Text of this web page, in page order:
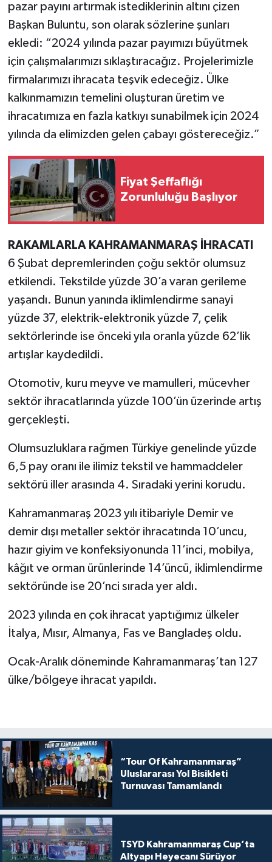
pazar payını artırmak istediklerinin altını çizen
Başkan Buluntu, son olarak sözlerine şunları
ekledi: “2024 yılında pazar payımızı büyütmek
için çalışmalarımızı sıklaştıracağız. Projelerimizle
firmalarımızı ihracata teşvik edeceğiz. Ülke
kalkınmamızın temelini oluşturan üretim ve
ihracatımıza en fazla katkıyı sunabilmek için 2024
yılında da elimizden gelen çabayı göstereceğiz.”
Fiyat Şeffaflığı
Zorunluluğu Başlıyor
RAKAMLARLA KAHRAMANMARAŞ İHRACATI
6 Şubat depremlerinden çoğu sektör olumsuz
etkilendi. Tekstilde yüzde 30’a varan gerileme
yaşandı. Bunun yanında iklimlendirme sanayi
yüzde 37, elektrik-elektronik yüzde 7, çelik
sektörlerinde ise önceki yıla oranla yüzde 62’lik
artışlar kaydedildi.
Otomotiv, kuru meyve ve mamulleri, mücevher
sektör ihracatlarında yüzde 100’ün üzerinde artış
gerçekleşti.
Olumsuzluklara rağmen Türkiye genelinde yüzde
6,5 pay oranı ile ilimiz tekstil ve hammaddeler
sektörü iller arasında 4. Sıradaki yerini korudu.
Kahramanmaraş 2023 yılı itibariyle Demir ve
demir dışı metaller sektör ihracatında 10’uncu,
hazır giyim ve konfeksiyonunda 11’inci, mobilya,
kâğıt ve orman ürünlerinde 14’üncü, iklimlendirme
sektöründe ise 20’nci sırada yer aldı.
2023 yılında en çok ihracat yaptığımız ülkeler
İtalya, Mısır, Almanya, Fas ve Bangladeş oldu.
Ocak-Aralık döneminde Kahramanmaraş’tan 127
ülke/bölgeye ihracat yapıldı.
“Tour Of Kahramanmaraş”
Uluslararası Yol Bisikleti
Turnuvası Tamamlandı
TSYD Kahramanmaraş Cup’ta
Altyapı Heyecanı Sürüyor